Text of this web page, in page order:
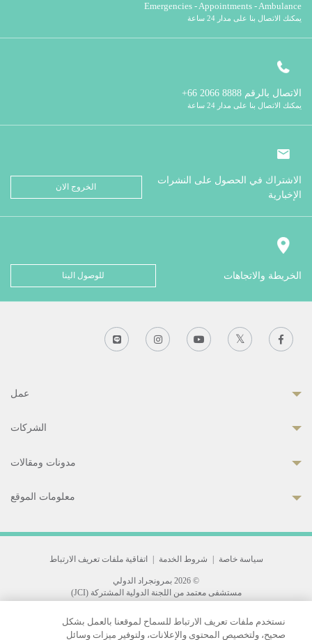
Emergencies - Appointments - Ambulance
يمكنك الاتصال بنا على مدار 24 ساعة
الاتصال بالرقم
يمكنك الاتصال بنا على مدار 24 ساعة
الاشتراك في الحصول على النشرات
الإخبارية
الخروج الان
الخريطة والاتجاهات للوصول الينا
عمل
الشركات
مدونات ومقالات
معلومات الموقع
سياسة خاصة شروط الخدمة اتفاقية ملفات تعريف الارتباط
© 2026 بمرونجراد الدولي
مستشفى معتمد من اللجنة الدولية المشتركة (JCI)
33 Sukhumvit 3, Wattana, Bangkok 10110 Thailand.
All rights reserved.
نستخدم ملفات تعريف الارتباط للسماح لموقعنا بالعمل بشكل
صحيح، ولتخصيص المحتوى والإعلانات، ولتوفير ميزات وسائل